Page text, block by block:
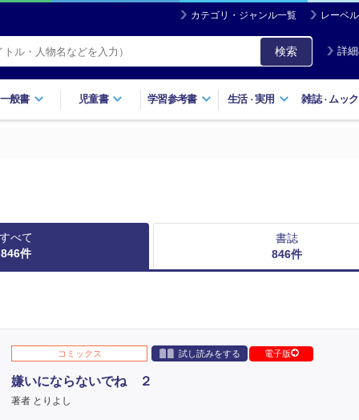
カテゴリ・ジャンル一覧 レーベ
検索 詳
一般書 児童書 学習参考書 生活・実用 雑誌・ ムック
すべて
846件
書誌
846件
コミックス 試し読みをする 電子版
嫌いにならないでね ２
著者 とりよし